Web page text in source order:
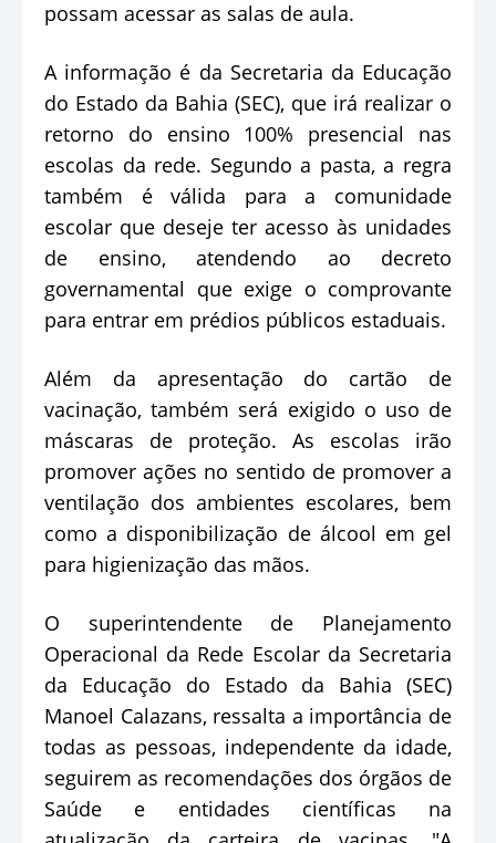
possam acessar as salas de aula.
A informação é da Secretaria da Educação
do Estado da Bahia (SEC), que irá realizar o
retorno do ensino 100% presencial nas
escolas da rede. Segundo a pasta, a regra
também é válida para a comunidade
escolar que deseje ter acesso às unidades
de ensino, atendendo ao decreto
governamental que exige o comprovante
para entrar em prédios públicos estaduais.
Além da apresentação do cartão de
vacinação, também será exigido o uso de
máscaras de proteção. As escolas irão
promover ações no sentido de promover a
ventilação dos ambientes escolares, bem
como a disponibilização de álcool em gel
para higienização das mãos.
O superintendente de Planejamento
Operacional da Rede Escolar da Secretaria
da Educação do Estado da Bahia (SEC)
Manoel Calazans, ressalta a importância de
todas as pessoas, independente da idade,
seguirem as recomendações dos órgãos de
Saúde e entidades científicas na